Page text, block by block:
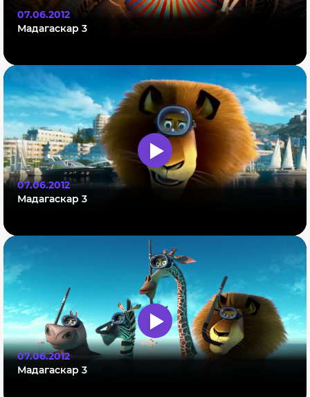
07.06.2012
Мадагаскар 3
07.06.2012
Мадагаскар 3
07.06.2012
Мадагаскар 3